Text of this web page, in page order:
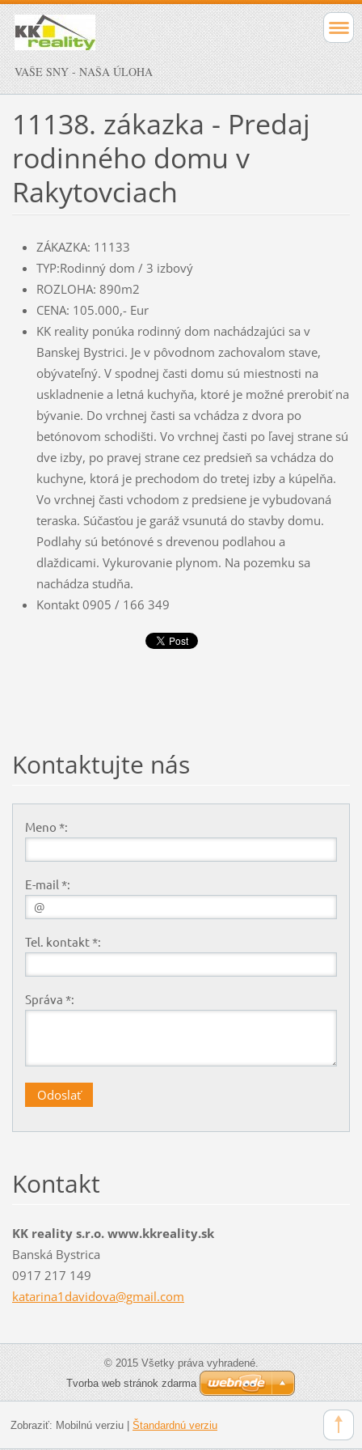
VAŠE SNY - NAŠA ÚLOHA
11138. zákazka - Predaj
rodinného domu v
Rakytovciach
ZÁKAZKA: 11133
TYP:Rodinný dom / 3 izbový
ROZLOHA: 890m2
CENA: 105.000,- Eur
KK reality ponúka rodinný dom nachádzajúci sa v
Banskej Bystrici. Je v pôvodnom zachovalom stave,
obývateľný. V spodnej časti domu sú miestnosti na
uskladnenie a letná kuchyňa, ktoré je možné prerobiť na
bývanie. Do vrchnej časti sa vchádza z dvora po
betónovom schodišti. Vo vrchnej časti po ľavej strane sú
dve izby, po pravej strane cez predsieň sa vchádza do
kuchyne, ktorá je prechodom do tretej izby a kúpelňa.
Vo vrchnej časti vchodom z predsiene je vybudovaná
teraska. Súčasťou je garáž vsunutá do stavby domu.
Podlahy sú betónové s drevenou podlahou a
dlaždicami. Vykurovanie plynom. Na pozemku sa
nachádza studňa.
Kontakt 0905 / 166 349
Kontaktujte nás
Meno *:
E-mail *:
Tel. kontakt *:
Správa *:
Kontakt
KK reality s.r.o. www.kkreality.sk
Banská Bystrica
0917 217 149
katarina1davidova@gmail.com
© 2015 Všetky práva vyhradené.
Tvorba web stránok zdarma
Zobraziť: Mobilnú verziu| Štandardnú verziu